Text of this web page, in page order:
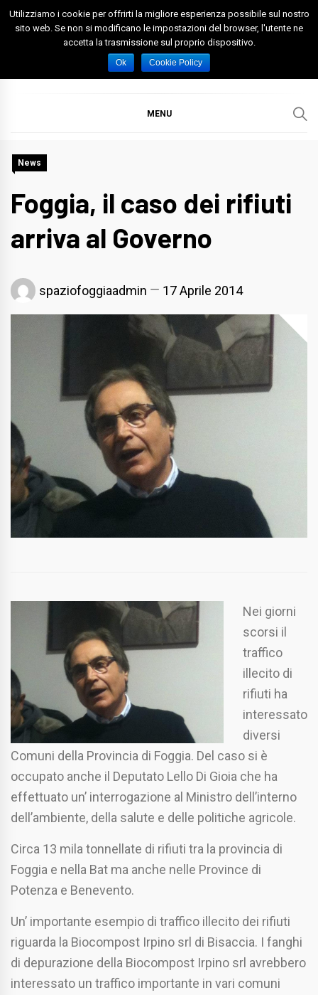
Skip
Spazio Foggia
Foggia News Calcio Eventi e Attività nella Capitanata
MENU
News
Foggia, il caso dei rifiuti
arriva al Governo
spaziofoggiaadmin 17 Aprile 2014
Nei giorni
scorsi il
traffico
illecito di
rifiuti ha
interessato
diversi
Comuni della Provincia di Foggia. Del caso si è
occupato anche il Deputato Lello Di Gioia che ha
effettuato un’ interrogazione al Ministro dell’interno
dell’ambiente, della salute e delle politiche agricole.
Circa 13 mila tonnellate di rifiuti tra la provincia di
Foggia e nella Bat ma anche nelle Province di
Potenza e Benevento.
Un’ importante esempio di traffico illecito dei rifiuti
riguarda la Biocompost Irpino srl di Bisaccia. I fanghi
di depurazione della Biocompost Irpino srl avrebbero
interessato un traffico importante in vari comuni
Utilizziamo i cookie per offrirti la migliore esperienza possibile sul nostro
sito web. Se non si modificano le impostazioni del browser, l'utente ne
accetta la trasmissione sul proprio dispositivo.
Ok Cookie Policy